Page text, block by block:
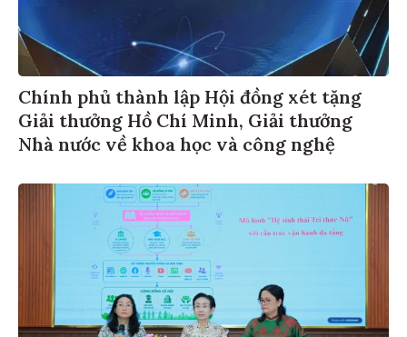
Chính phủ thành lập Hội đồng xét tặng
Giải thưởng Hồ Chí Minh, Giải thưởng
Nhà nước về khoa học và công nghệ